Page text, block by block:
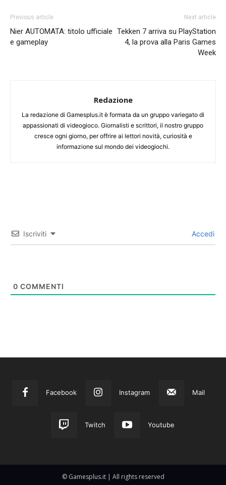
Previous article
Nier AUTOMATA: titolo ufficiale
e gameplay
Next article
Tekken 7 arriva su PlayStation
4, la prova alla Paris Games
Week
Redazione
La redazione di Gamesplus.it è formata da un gruppo variegato di
appassionati di videogioco. Giornalisti e scrittori, il nostro gruppo
cresce ogni giorno, per offrire ai lettori novità, curiosità e
informazione sul mondo dei videogiochi.
Iscriviti Accedi
0 COMMENTI
Facebook Instagram Mail
Twitch Youtube
© Gamesplus.it | All rights reserved